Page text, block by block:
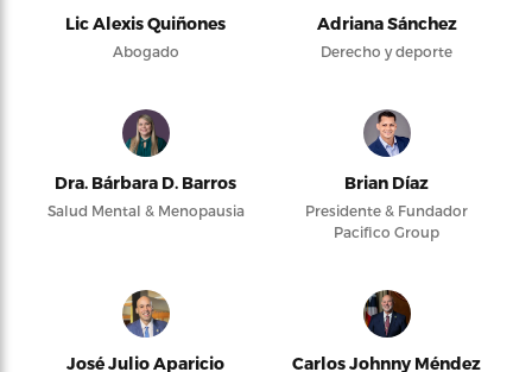
Lic Alexis Quiñones
Abogado
Adriana Sánchez
Derecho y deporte
Dra. Bárbara D. Barros
Salud Mental & Menopausia
Brian Díaz
Presidente & Fundador
Pacifico Group
José Julio Aparicio Carlos Johnny Méndez